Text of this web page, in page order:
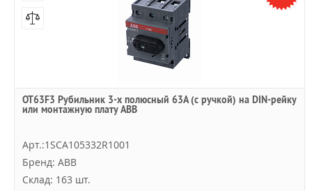
OT63F3 Рубильник 3-х полюсный 63А (с ручкой) на DIN-рейку
или монтажную плату ABB
Арт.:1SCA105332R1001
Бренд: ABB
Склад: 163 шт.